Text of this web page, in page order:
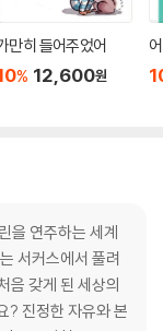
만히 들어주었어
% 12,600원
을 연주하는 세계
서커스에서 풀려
음 갖게 된 세상의
? 진정한 자유와 본